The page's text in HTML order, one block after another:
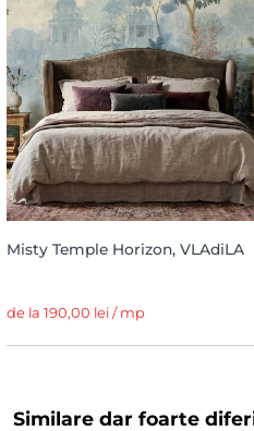
Misty Temple Horizon, VLAdiLA
de la 190,00 lei / mp
Similare dar foarte